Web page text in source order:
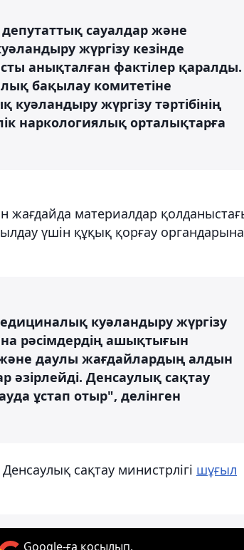
сауалдар және
жүргізу кезінде
анықталған фактілер қаралды.
бақылау комитетіне
жүргізу тәртібінің
наркологиялық орталықтарға
материалдар
үшін құқық қорғау органдарына
куәландыру жүргізу
рәсімдердің ашықтығын
даулы жағдайлардың алдын
әзірлейді. Денсаулық сақтау
ұстап отыр", делінген
сақтау министрлігі шұғыл
Google-ға қосылып,